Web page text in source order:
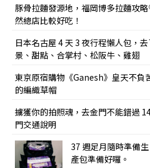
豚骨拉麵發源地，福岡博多拉麵攻
然總店比較好吃！
日本名古屋 4 天 3 夜行程懶人包，
景、甜點、合掌村、松阪牛、雞翅
東京原宿購物《Ganesh》皇天不負
的編織草帽
擄獲你的拍照魂，去金門不能錯過
門交通說明
37 週足月隨時準備
產包準備好囉。